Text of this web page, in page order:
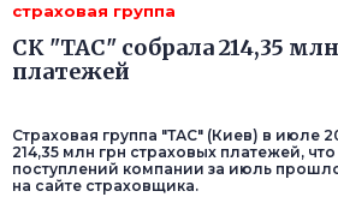
страховая группа
СК "ТАС" собрала 214,35
платежей
Страховая группа "ТАС" (Киев) в июле
214,35 млн грн страховых платежей,
поступлений компании за июль
на сайте страховщика.